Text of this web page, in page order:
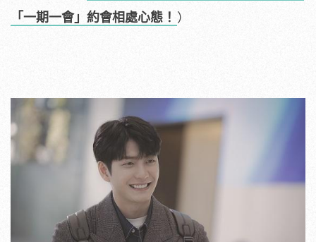
「一期一會」約會相處心態！ ）